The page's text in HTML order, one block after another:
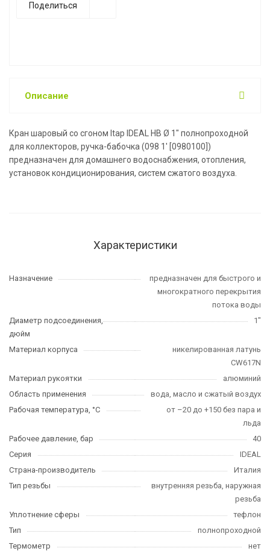
Поделиться
Описание
Кран шаровый со сгоном Itap IDEAL НВ Ø 1" полнопроходной
для коллекторов, ручка-бабочка (098 1' [0980100])
предназначен для домашнего водоснабжения, отопления,
установок кондиционирования, систем сжатого воздуха.
Характеристики
Назначение
предназначен для быстрого и
многократного перекрытия
потока воды
Диаметр подсоединения,
дюйм
1"
Материал корпуса
никелированная латунь
CW617N
Материал рукоятки
алюминий
Область применения
вода, масло и сжатый воздух
Рабочая температура, °C
от –20 до +150 без пара и
льда
Рабочее давление, бар
40
Серия
IDEAL
Страна-производитель
Италия
Тип резьбы
внутренняя резьба, наружная
резьба
Уплотнение сферы
тефлон
Тип
полнопроходной
Термометр
нет